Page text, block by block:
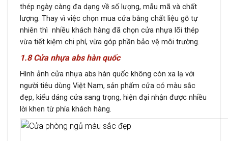
thép ngày càng đa dạng về số lượng, mẫu mã và chất
lượng. Thay vì việc chọn mua cửa bằng chất liệu gỗ tự
nhiên thì nhiều khách hàng đã chọn cửa nhựa lõi thép
vừa tiết kiệm chi phí, vừa góp phần bảo vệ môi trường.
1.8 Cửa nhựa abs hàn quốc
Hình ảnh cửa nhựa abs hàn quốc không còn xa lạ với
người tiêu dùng Việt Nam, sản phẩm cửa có màu sắc
đẹp, kiểu dáng cửa sang trọng, hiện đại nhận được nhiều
lời khen từ phía khách hàng.